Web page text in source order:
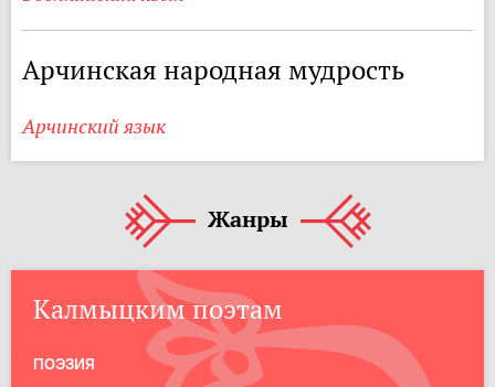
Арчинская народная мудрость
Арчинский язык
Жанры
Калмыцким поэтам
ПОЭЗИЯ